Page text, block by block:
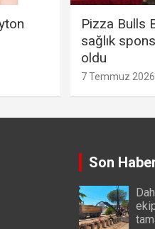
Pizza Bulls
sağlık
oldu
7 Temmuz 2026
Son